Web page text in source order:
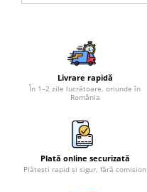
Livrare rapidă
În 1–2 zile lucrătoare, oriunde în
România
Plată online securizată
Plătești rapid și sigur, fără comision